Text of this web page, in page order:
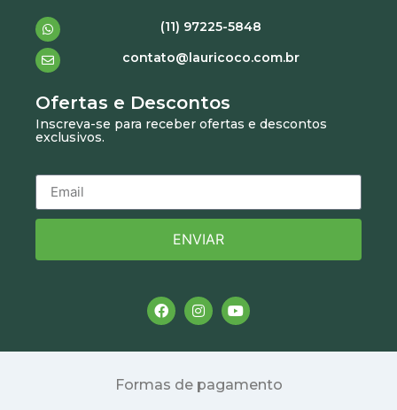
(11) 97225-5848
contato@lauricoco.com.br
Ofertas e Descontos
Inscreva-se para receber ofertas e descontos
exclusivos.
ENVIAR
Formas de pagamento